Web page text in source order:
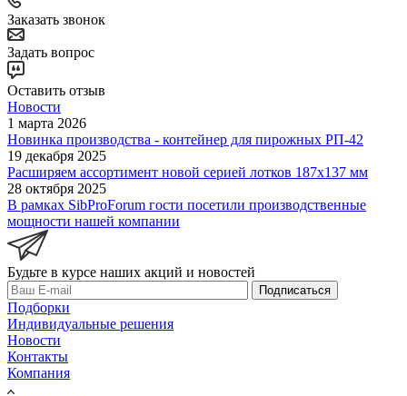
Заказать звонок
Задать вопрос
Оставить отзыв
Новости
1 марта 2026
Новинка производства - контейнер для пирожных РП-42
19 декабря 2025
Расширяем ассортимент новой серией лотков 187х137 мм
28 октября 2025
В рамках SibProForum гости посетили производственные
мощности нашей компании
Будьте в курсе наших акций и новостей
Подписаться
Подборки
Индивидуальные решения
Новости
Контакты
Компания